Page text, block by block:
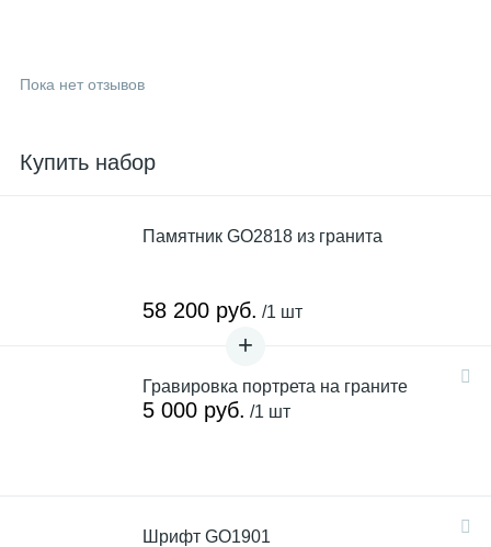
Пока нет отзывов
Купить набор
Памятник GO2818 из гранита
58 200 руб. /1 шт
Гравировка портрета на граните
5 000 руб. /1 шт
Шрифт GO1901